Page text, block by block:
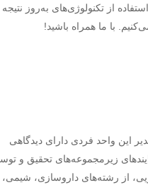
از تکنولوژی‌های به‌روز نتیجه
این واحد فردی دارای دیدگاهی
زیرمجموعه‌های تحقیق و
از رشته‌های داروسازی، شیمی،